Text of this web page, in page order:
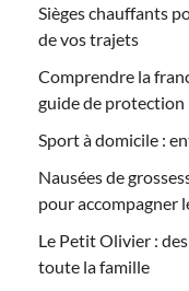
Sièges chauffants
de vos trajets
Comprendre la
guide de protection
Sport à domicile :
Nausées de
pour accompagner
Le Petit Olivier :
toute la famille